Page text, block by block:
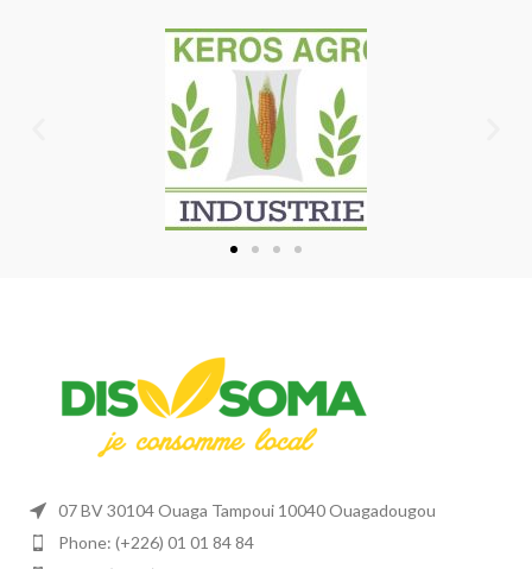
07 BV 30104 Ouaga Tampoui 10040 Ouagadougou
Phone: (+226) 01 01 84 84